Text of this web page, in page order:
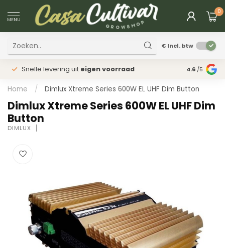
MENU
0
€Incl. btw
Snelle levering uit eigen voorraad Fysieke
4.6 /5
Home / Dimlux Xtreme Series 600W EL UHF Dim Button
Dimlux Xtreme Series 600W EL UHF Dim
Button
DIMLUX